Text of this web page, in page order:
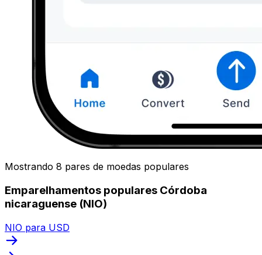
Mostrando 8 pares de moedas populares
Emparelhamentos populares Córdoba
nicaraguense (NIO)
NIO para USD